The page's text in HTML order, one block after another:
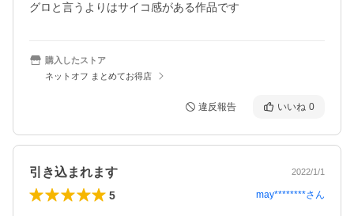
グロと言うよりはサイコ感がある作品です
購入したストア
ネットオフ まとめてお得店
違反報告 いいね 0
引き込まれます 2022/1/1
5 may********さん